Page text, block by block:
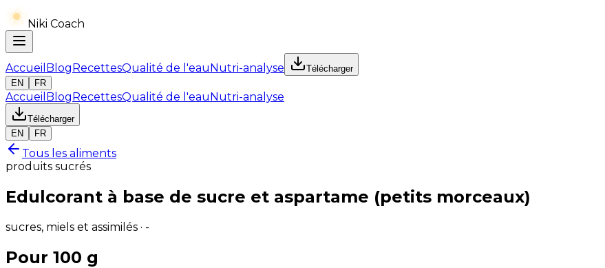
Niki Coach
Accueil BlogRecettesQualité de l'eauNutri-analyse
Télécharger
EN
FR
Accueil BlogRecettesQualité de l'eauNutri-analyse
Télécharger
EN
FR
Tous les aliments
produits sucrés
Edulcorant à base de sucre et aspartame (petits morceaux)
sucres, miels et assimilés · -
Pour 100 g